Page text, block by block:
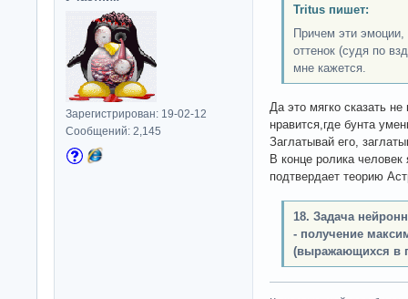
Зарегистрирован: 19-02-12
Сообщений: 2,145
Tritus пишет:
Причем эти эмоции,
оттенок (судя по
мне кажется.
Да это мягко сказать
нравится,где бунта
Заглатывай его,
В конце ролика
подтвердает теорию
18. Задача
- получение
(выражающихся в